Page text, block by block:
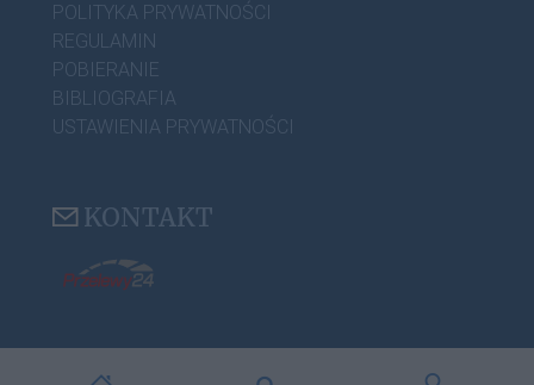
POLITYKA PRYWATNOŚCI
REGULAMIN
POBIERANIE
BIBLIOGRAFIA
USTAWIENIA PRYWATNOŚCI
KONTAKT